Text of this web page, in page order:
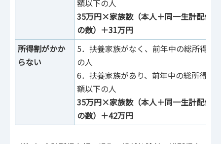
額以下の人
35万円×家族数（本人＋同一生計配偶者
の数）＋31万円
所得割がかか
らない
5．扶養家族がなく、前年中の総所得金
の人
6．扶養家族があり、前年中の総所得金
額以下の人
35万円×家族数（本人＋同一生計配偶者
の数）＋42万円